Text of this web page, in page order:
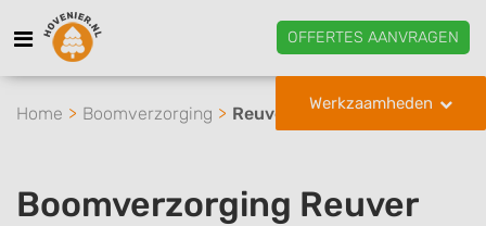
OFFERTES AANVRAGEN
Werkzaamheden
Home Boomverzorging Reuver
Boomverzorging Reuver